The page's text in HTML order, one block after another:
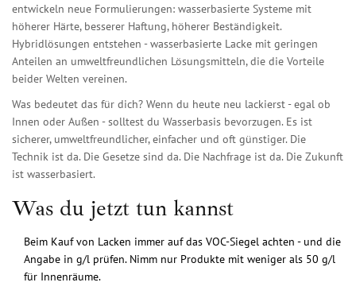
entwickeln neue Formulierungen: wasserbasierte Systeme mit
höherer Härte, besserer Haftung, höherer Beständigkeit.
Hybridlösungen entstehen - wasserbasierte Lacke mit geringen
Anteilen an umweltfreundlichen Lösungsmitteln, die die Vorteile
beider Welten vereinen.
Was bedeutet das für dich? Wenn du heute neu lackierst - egal ob
Innen oder Außen - solltest du Wasserbasis bevorzugen. Es ist
sicherer, umweltfreundlicher, einfacher und oft günstiger. Die
Technik ist da. Die Gesetze sind da. Die Nachfrage ist da. Die Zukunft
ist wasserbasiert.
Was du jetzt tun kannst
Beim Kauf von Lacken immer auf das VOC-Siegel achten - und die
Angabe in g/l prüfen. Nimm nur Produkte mit weniger als 50 g/l
für Innenräume.